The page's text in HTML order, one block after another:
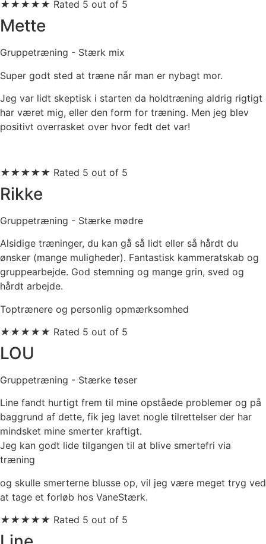
★★★★★ Rated 5 out of 5
Mette
Gruppetræning - Stærk mix
Super godt sted at træne når man er nybagt mor.
Jeg var lidt skeptisk i starten da holdtræning aldrig rigtigt
har været mig, eller den form for træning. Men jeg blev
positivt overrasket over hvor fedt det var!
★★★★★ Rated 5 out of 5
Rikke
Gruppetræning - Stærke mødre
Alsidige træninger, du kan gå så lidt eller så hårdt du
ønsker (mange muligheder). Fantastisk kammeratskab og
gruppearbejde. God stemning og mange grin, sved og
hårdt arbejde.
Toptrænere og personlig opmærksomhed
★★★★★ Rated 5 out of 5
LOU
Gruppetræning - Stærke tøser
Line fandt hurtigt frem til mine opståede problemer og på
baggrund af dette, fik jeg lavet nogle tilrettelser der har
mindsket mine smerter kraftigt.
Jeg kan godt lide tilgangen til at blive smertefri via
træning
og skulle smerterne blusse op, vil jeg være meget tryg ved
at tage et forløb hos VaneStærk.
★★★★★ Rated 5 out of 5